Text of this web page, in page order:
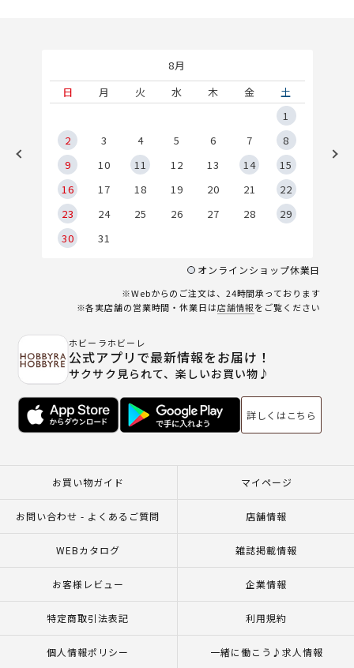
8月
日
月 火 水 木 金
土
1
2
3 4 5 6 7
8
9
10 11 12 13 14
15
16
17 18 19 20 21
22
23
24 25 26 27 28
29
30
31
オンラインショップ休業日
※Webからのご注文は、24時間承っております
※各実店舗の営業時間・休業日は店舗情報をご覧ください
ホビーラホビーレ
公式アプリで最新情報をお届け！
サクサク見られて、楽しいお買い物♪
詳しくはこちら
お買い物ガイド マイページ
お問い合わせ - よくあるご質問 店舗情報
WEBカタログ 雑誌掲載情報
お客様レビュー 企業情報
特定商取引法表記 利用規約
個人情報ポリシー 一緒に働こう♪求人情報